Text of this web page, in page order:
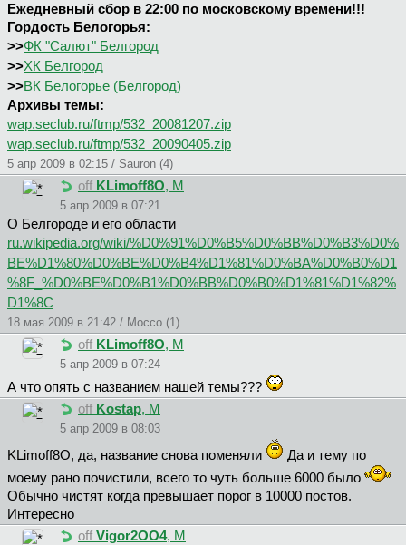
Ежедневный сбор в 22:00 по московскому времени!!!
Гордость Белогорья:
>>ФК "Салют" Белгород
>>ХК Белгород
>>ВК Белогорье (Белгород)
Архивы темы:
wap.seclub.ru/ftmp/532_20081207.zip
wap.seclub.ru/ftmp/532_20090405.zip
5 апр 2009 в 02:15 / Sauron (4)
off KLimoff8O, М
5 апр 2009 в 07:21
О Белгороде и его области
ru.wikipedia.org/wiki/%D0%91%D0%B5%D0%BB%D0%B3%D0%
BE%D1%80%D0%BE%D0%B4%D1%81%D0%BA%D0%B0%D1
%8F_%D0%BE%D0%B1%D0%BB%D0%B0%D1%81%D1%82%
D1%8C
18 мая 2009 в 21:42 / Mocco (1)
off KLimoff8O, М
5 апр 2009 в 07:24
А что опять с названием нашей темы???
off Kostap, М
5 апр 2009 в 08:03
KLimoff8O, да, название снова поменяли
Да и тему по
моему рано почистили, всего то чуть больше 6000 было
Обычно чистят когда превышает порог в 10000 постов.
Интересно
off Vigor2OO4, М